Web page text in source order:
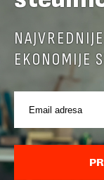
EKONOMIJE